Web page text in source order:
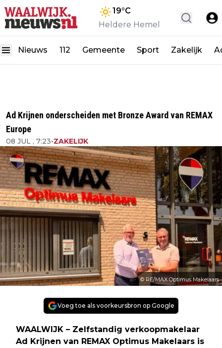
19°C
Heldere Hemel
Nieuws 112 Gemeente Sport Zakelijk
Ad Krijnen onderscheiden met Bronze Award van REMAX
Europe
08 JUL , 7:23•ZAKELIJK
© RE/MAX Optimus Makelaars
Voeg toe als voorkeursbron op Google
WAALWIJK – Zelfstandig verkoopmakelaar
Ad Krijnen van REMAX Optimus Makelaars is